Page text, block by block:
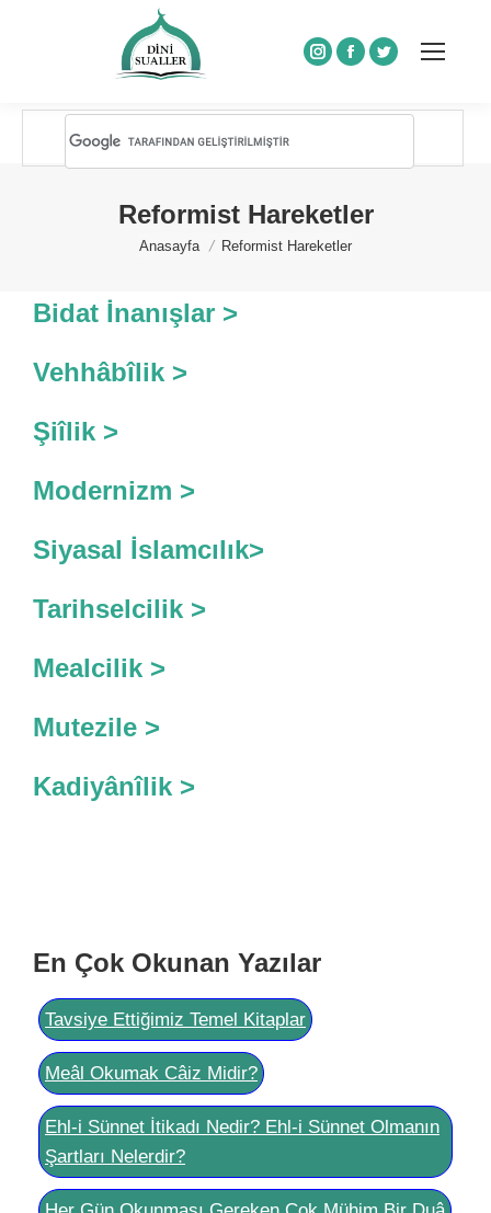
Instagram
Facebook
Twitter
Reformist Hareketler
You are here:
Anasayfa Reformist Hareketler
Bidat İnanışlar >
Vehhâbîlik >
Şiîlik >
Modernizm >
Siyasal İslamcılık>
Tarihselcilik >
Mealcilik >
Mutezile >
Kadiyânîlik >
En Çok Okunan Yazılar
Tavsiye Ettiğimiz Temel Kitaplar
Meâl Okumak Câiz Midir?
Ehl-i Sünnet İtikadı Nedir? Ehl-i Sünnet Olmanın
Şartları Nelerdir?